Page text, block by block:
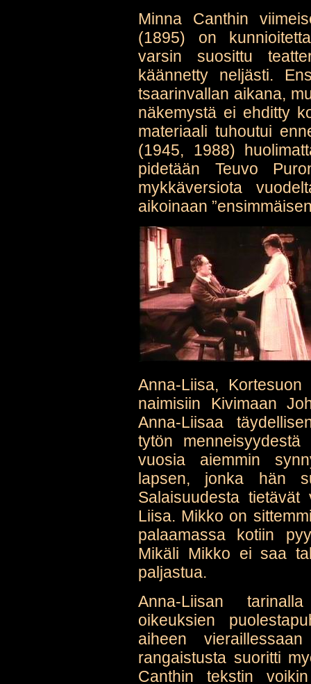
Minna Canthin
(1895) on
varsin suosittu
käännetty neljästi.
tsaarinvallan aikana,
näkemystä ei ehditty
materiaali tuhoutui
(1945, 1988)
pidetään Teuvo
mykkäversiota
aikoinaan
Anna-Liisa,
naimisiin Kivimaan
Anna-Liisaa
tytön
vuosia aiemmin
lapsen, jonka hän
Salaisuudesta
Liisa. Mikko on
palaamassa kotiin
Mikäli Mikko ei saa
paljastua.
Anna-Liisan
oikeuksien
aiheen
rangaistusta suoritti
Canthin tekstin